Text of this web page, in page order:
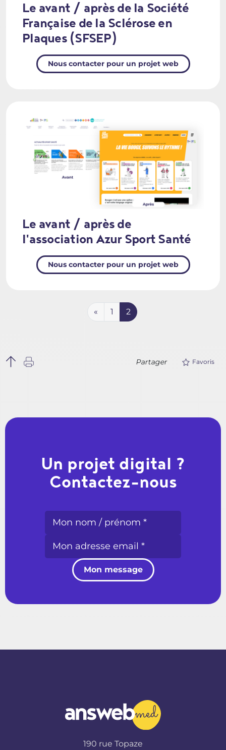
Le avant / après de la Société
Française de la Sclérose en
Plaques (SFSEP)
Nous contacter pour un projet web
Le avant / après de
l'association Azur Sport Santé
Nous contacter pour un projet web
« 1 2
Partager Favoris
Un projet digital ?
Contactez-nous
Mon message
190 rue Topaze